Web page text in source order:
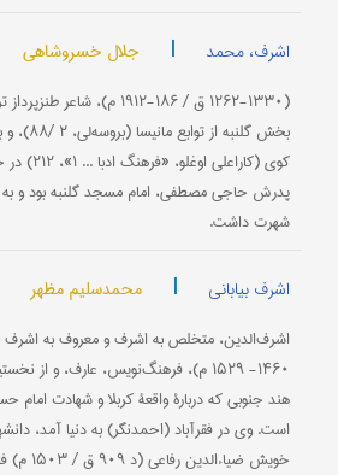
اشرف، محمد | جلال خسروشاهی
(۱۲۶۲-۱۳۳۰ ق / ۱۸۶-۱۹۱۲ م)،
بخش
كوی
پدرش حاجی مصطفى، امام مسجد گلنبه بود و
شهرت داشت.
اشرف بیابانی | محمدسلیم مظهر
۱۴۶۰- ۱۵۲۹ م)، فرهنگ‌نویس، عارف، و از
هند جنوبی كه دربارۀ واقعۀ كربلا و شهادت
است. وی در فقرآباد (احمدنگر) به دنیا آمد،
خویش ضیاءالدین رفاعی (د ۹۰۹ ق / ۱۵۰۳ م) فرا گرفت...